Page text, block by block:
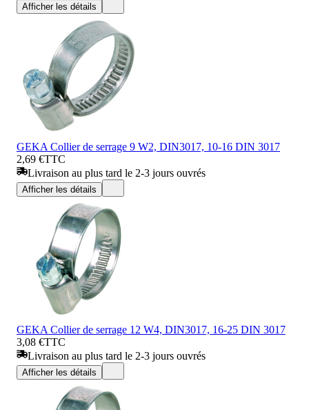
Afficher les détails
GEKA Collier de serrage 9 W2, DIN3017, 10-16 DIN 3017
2,69 €TTC
Livraison au plus tard le 2-3 jours ouvrés
Afficher les détails
GEKA Collier de serrage 12 W4, DIN3017, 16-25 DIN 3017
3,08 €TTC
Livraison au plus tard le 2-3 jours ouvrés
Afficher les détails